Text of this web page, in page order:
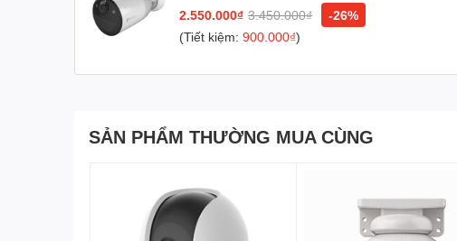
cho ngôi nhà hoặc văn phòng của bạn. Với độ phân giải 2Mp
hình ảnh sắc nét và khả năng hoạt động lâu dài. Bạn có thể dễ
các video quan trọng từ xa thông qua tính năng lưu trữ đám
2.550.000₫ 3.450.000₫
-26%
(Tiết kiệm:900.000₫)
SẢN PHẨM THƯỜNG MUA CÙNG